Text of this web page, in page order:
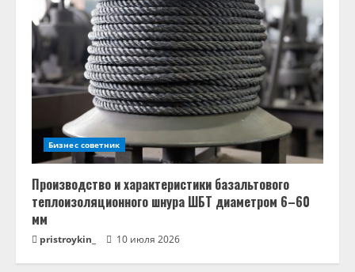
Бизнес советник
Производство и характеристики базальтового
теплоизоляционного шнура ШБТ диаметром 6–60
мм
pristroykin_ 10 июля 2026